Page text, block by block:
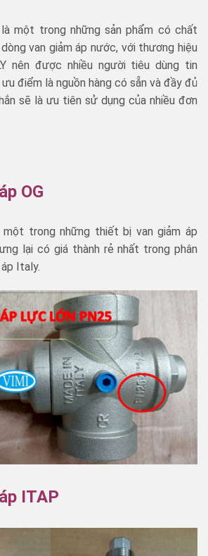
là một trong những sản phẩm có chất
van giảm áp nước, với thương hiệu
nên được nhiều người tiêu dùng tin
điểm là nguồn hàng có sẵn và đầy đủ
sẽ là ưu tiên sử dụng của nhiều đơn
OG
một trong những thiết bị van giảm áp
lại có giá thành rẻ nhất trong phân
Italy.
ITAP